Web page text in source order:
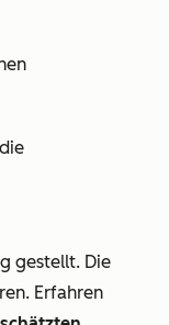
gestellt. Die
Erfahren